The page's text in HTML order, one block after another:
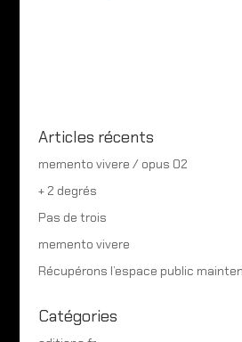
Articles récents
memento vivere / opus 02
+ 2 degrés
Pas de trois
memento vivere
Récupérons l’espace public
Catégories